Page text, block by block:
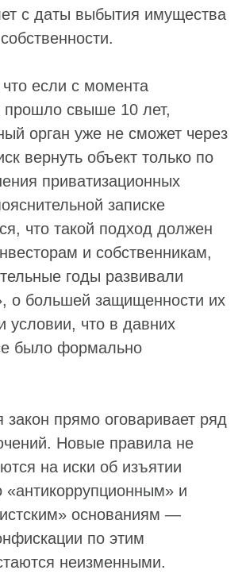
с даты выбытия имущества
что если с момента
прошло свыше 10 лет,
орган уже не сможет через
вернуть объект только по
приватизационных
записке
что такой подход должен
и собственникам,
годы развивали
о большей защищенности их
условии, что в давних
было формально
прямо оговаривает ряд
Новые правила не
на иски об изъятии
и
основаниям —
по этим
неизменными.